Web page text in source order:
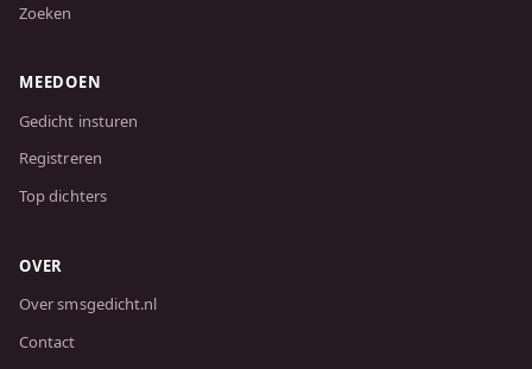
Zoeken
MEEDOEN
Gedicht insturen
Registreren
Top dichters
OVER
Over smsgedicht.nl
Contact